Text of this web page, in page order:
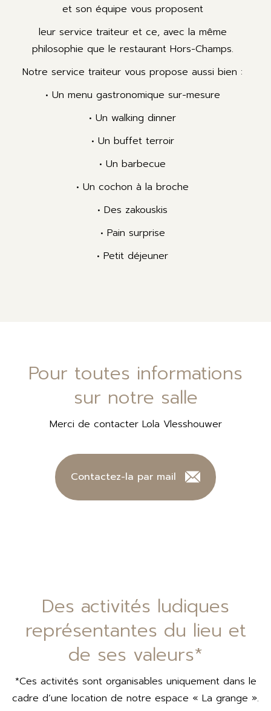
et son équipe vous proposent
leur service traiteur et ce, avec la même
philosophie que le restaurant Hors-Champs.
Notre service traiteur vous propose aussi bien :
• Un menu gastronomique sur-mesure
• Un walking dinner
• Un buffet terroir
• Un barbecue
• Un cochon à la broche
• Des zakouskis
• Pain surprise
• Petit déjeuner
Pour toutes informations
sur notre salle
Merci de contacter Lola Vlesshouwer
Contactez-la par mail
Des activités ludiques
représentantes du lieu et
de ses valeurs*
*Ces activités sont organisables uniquement dans le
cadre d’une location de notre espace « La grange ».